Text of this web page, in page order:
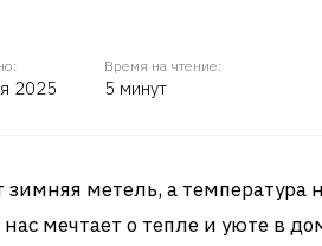
2025
Время на чтение:
5 минут
зимняя метель, а температура
мечтает о тепле и уюте в